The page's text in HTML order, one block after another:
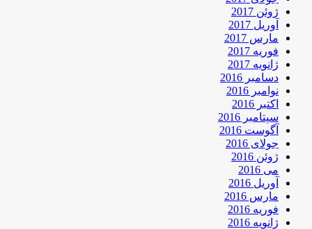
ژوئن 2017
آوریل 2017
مارس 2017
فوریه 2017
ژانویه 2017
دسامبر 2016
نوامبر 2016
اکتبر 2016
سپتامبر 2016
آگوست 2016
جولای 2016
ژوئن 2016
می 2016
آوریل 2016
مارس 2016
فوریه 2016
ژانویه 2016